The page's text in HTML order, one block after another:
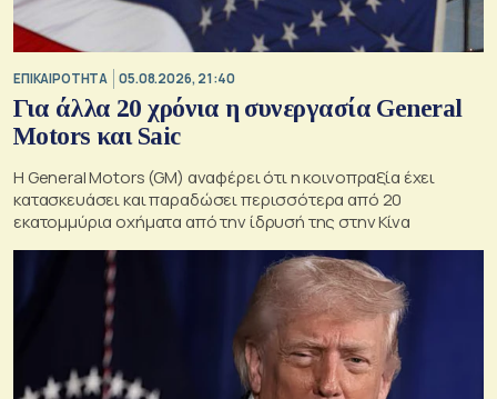
ΕΠΙΚΑΙΡΟΤΗΤΑ 05.08.2026, 21:40
Για άλλα 20 χρόνια η συνεργασία General
Motors και Saic
Η General Motors (GM) αναφέρει ότι η κοινοπραξία έχει
κατασκευάσει και παραδώσει περισσότερα από 20
εκατομμύρια οχήματα από την ίδρυσή της στην Κίνα